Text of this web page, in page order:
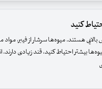
کنید
بالایی هستند. میوه‌ها سرشار از فیبر،
بیشتر احتیاط کنید، قند زیادی دارند.